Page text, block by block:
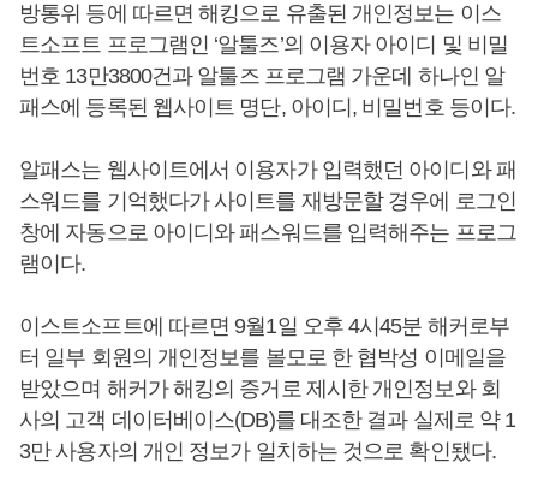
방통위 등에 따르면 해킹으로 유출된 개인정보는 이스
트소프트 프로그램인 ‘알툴즈’의 이용자 아이디 및 비밀
번호 13만3800건과 알툴즈 프로그램 가운데 하나인 알
패스에 등록된 웹사이트 명단, 아이디, 비밀번호 등이다.
알패스는 웹사이트에서 이용자가 입력했던 아이디와 패
스워드를 기억했다가 사이트를 재방문할 경우에 로그인
창에 자동으로 아이디와 패스워드를 입력해주는 프로그
램이다.
이스트소프트에 따르면 9월1일 오후 4시45분 해커로부
터 일부 회원의 개인정보를 볼모로 한 협박성 이메일을
받았으며 해커가 해킹의 증거로 제시한 개인정보와 회
사의 고객 데이터베이스(DB)를 대조한 결과 실제로 약 1
3만 사용자의 개인 정보가 일치하는 것으로 확인됐다.